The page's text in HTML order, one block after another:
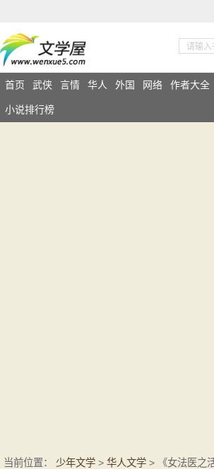
首页 武侠 言情 华人 外国 网络 作者大全
小说排行榜
当前位置： 少年文学 > 华人文学 > 《女法医之